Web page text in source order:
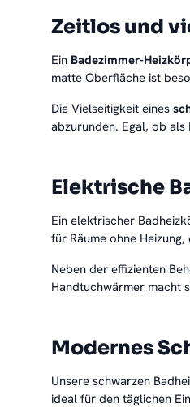
Zeitlos und
Ein Badezimmer-
matte Oberfläche ist
Die Vielseitigkeit eines
abzurunden. Egal, ob
Elektrische
Ein elektrischer
für Räume ohne
Neben der effizienten
Handtuchwärmer macht
Modernes
Unsere schwarzen
ideal für den täglichen